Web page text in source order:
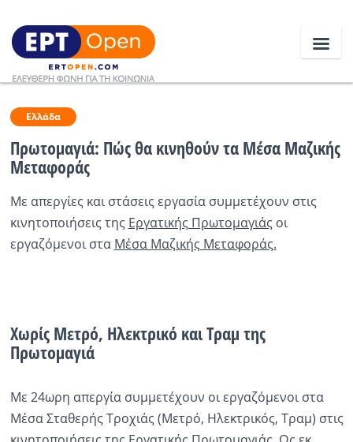
Ειδήσεις
Ελλάδα
Κοινωνία
Πολιτική
Κόσμος
Ραδιόφωνο
Ελλάδα
Πρωτομαγιά: Πώς θα κινηθούν τα Μέσα Μαζικής
Μεταφοράς
Με απεργίες και στάσεις εργασία συμμετέχουν στις
κινητοποιήσεις της Εργατικής Πρωτομαγιάς οι
εργαζόμενοι στα Μέσα Μαζικής Μεταφοράς.
Χωρίς Μετρό, Ηλεκτρικό και Τραμ της
Πρωτομαγιά
Με 24ωρη απεργία συμμετέχουν οι εργαζόμενοι στα
Μέσα Σταθερής Τροχιάς (Μετρό, Ηλεκτρικός, Τραμ) στις